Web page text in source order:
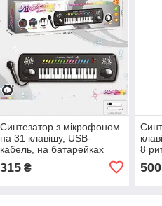
Синтезатор з мікрофоном
на 31 клавішу, USB-
кабель, на батарейках
315₴
8
500